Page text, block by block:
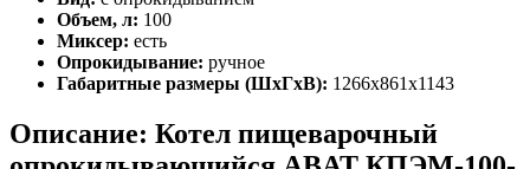
Объем, л: 100
Миксер: есть
Опрокидывание: ручное
Габаритные размеры (ШхГхВ): 1266х861х1143
Описание: Котел пищеварочный